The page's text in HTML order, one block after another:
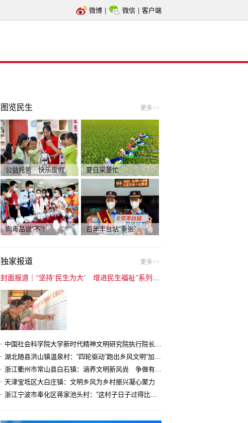
微博 微信 客户端
图览民生 更多>>
公益托管 快乐度假 夏日采菱忙
向毒品说“不”！ 百年丰台站“重张”
独家报道 更多>>
中国社会科学院大学新时代精神文明研究院执行院长王维国：文明村镇创建为乡村注入持久发展动力
湖北随县洪山镇温泉村：“四轮驱动”跑出乡风文明“加速度”
浙江衢州市常山县白石镇：涵养文明新风尚 争做有礼白石人
天津宝坻区大白庄镇：文明乡风为乡村振兴凝心聚力
浙江宁波市奉化区蒋家池头村：“这村子日子过得比城里还舒心”